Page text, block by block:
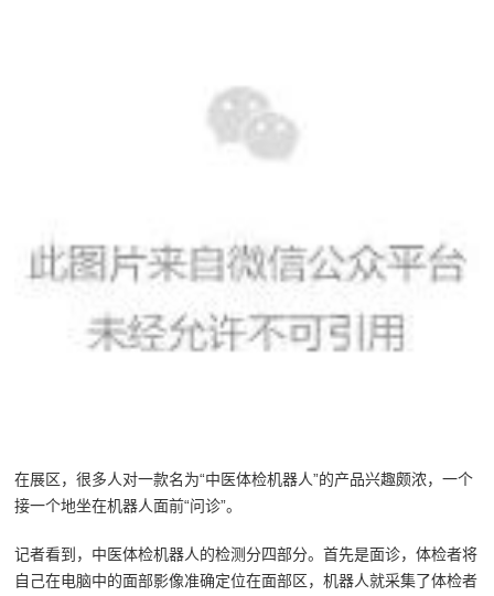
在展区，很多人对一款名为“中医体检机器人”的产品兴趣颇浓，一个
接一个地坐在机器人面前“问诊”。
记者看到，中医体检机器人的检测分四部分。首先是面诊，体检者将
自己在电脑中的面部影像准确定位在面部区，机器人就采集了体检者